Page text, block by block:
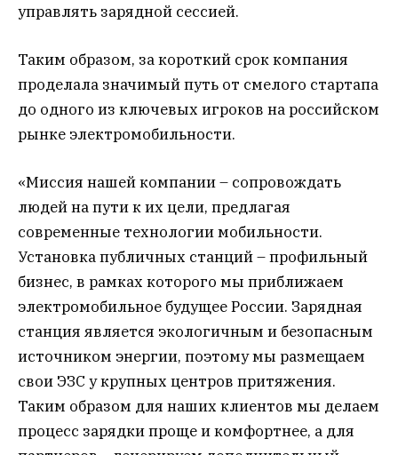
управлять зарядной сессией.
Таким образом, за короткий срок компания
проделала значимый путь от смелого стартапа
до одного из ключевых игроков на российском
рынке электромобильности.
«Миссия нашей компании – сопровождать
людей на пути к их цели, предлагая
современные технологии мобильности.
Установка публичных станций – профильный
бизнес, в рамках которого мы приближаем
электромобильное будущее России. Зарядная
станция является экологичным и безопасным
источником энергии, поэтому мы размещаем
свои ЭЗС у крупных центров притяжения.
Таким образом для наших клиентов мы делаем
процесс зарядки проще и комфортнее, а для